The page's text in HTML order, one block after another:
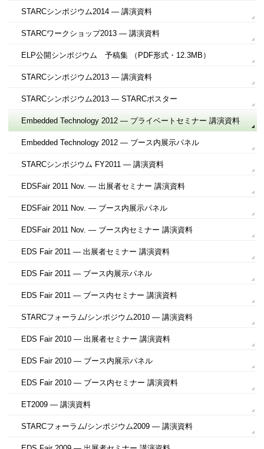
STARCシンポジウム2014 ― 講演資料
STARCワークショップ2013 ― 講演資料
ELP公開シンポジウム 予稿集 （PDF形式・12.3MB）
STARCシンポジウム2013 ― 講演資料
STARCシンポジウム2013 ― STARCポスター
Embedded Technology 2012 ― プライベートセミナー 講演資料
Embedded Technology 2012 ― ブース内展示パネル
STARCシンポジウム FY2011 ― 講演資料
EDSFair 2011 Nov. ― 出展者セミナー 講演資料
EDSFair 2011 Nov. ― ブース内展示パネル
EDSFair 2011 Nov. ― ブース内セミナー 講演資料
EDS Fair 2011 ― 出展者セミナー 講演資料
EDS Fair 2011 ― ブース内展示パネル
EDS Fair 2011 ― ブース内セミナー 講演資料
STARCフォーラム/シンポジウム2010 ― 講演資料
EDS Fair 2010 ― 出展者セミナー 講演資料
EDS Fair 2010 ― ブース内展示パネル
EDS Fair 2010 ― ブース内セミナー 講演資料
ET2009 ― 講演資料
STARCフォーラム/シンポジウム2009 ― 講演資料